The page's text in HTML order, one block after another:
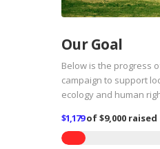
Our Goal
Below is the progress
campaign to support
ecology and human
$1,179of$9,000 raised